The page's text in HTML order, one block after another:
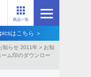
商品一覧
はこちら ＞
知らせ 2011年 > お知
ム印のダウンロー